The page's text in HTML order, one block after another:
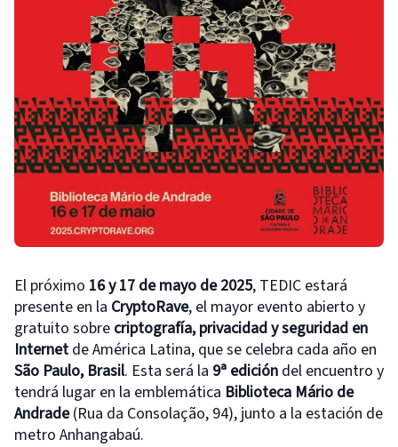
El próximo 16 y 17 de mayo de 2025, TEDIC estará
presente en la CryptoRave, el mayor evento abierto y
gratuito sobre criptografía, privacidad y seguridad en
Internet de América Latina, que se celebra cada año en
São Paulo, Brasil. Esta será la 9ª edición del encuentro y
tendrá lugar en la emblemática Biblioteca Mário de
Andrade(Rua da Consolação, 94), junto a la estación de
metro Anhangabaú.